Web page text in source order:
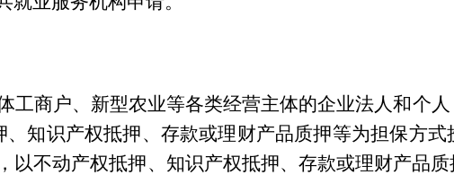
工商户、新型农业等各类经营主体的企业法人和个
知识产权抵押、存款或理财产品质押等为担保方式
以不动产权抵押、知识产权抵押、存款或理财产品